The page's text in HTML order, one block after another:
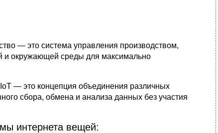
— это система управления производством,
и окружающей среды для максимально
IoT — это концепция объединения различных
сбора, обмена и анализа данных без участия
интернета вещей: